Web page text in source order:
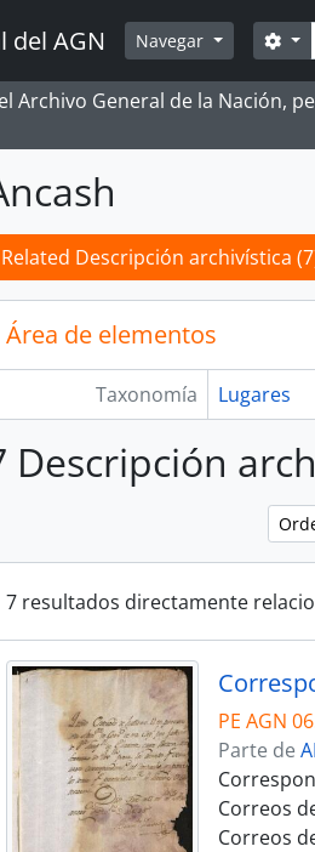
del AGN Navegar
Archivo General de la Nación,
Related Descripción archivística
Área de elementos
Taxonomía Lugares
Descripción
7 resultados directamente
PE AGN
Parte de
Correos
Correos